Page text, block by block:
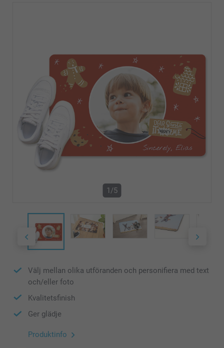
1/5
Välj mellan olika utföranden och personifiera med text
och/eller foto
Kvalitetsfinish
Ger glädje
Produktinfo